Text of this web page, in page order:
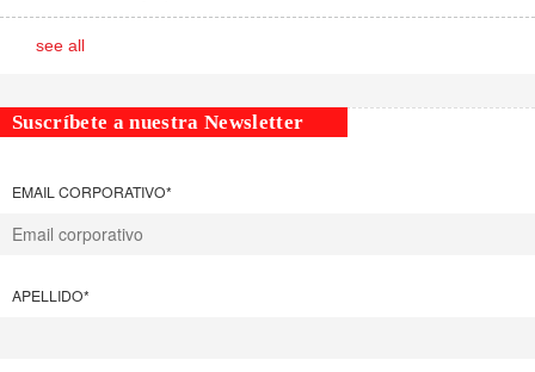
see all
Suscríbete a nuestra Newsletter
EMAIL CORPORATIVO*
APELLIDO*